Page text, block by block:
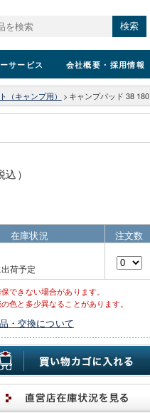
検索
サービス 会社概要 ・採用情報
（キャンプ用） > キャンプパッド 38 180
）
在庫状況
注文数
荷予定
できない場合があります。
色と多少異なることがあります。
・交換について